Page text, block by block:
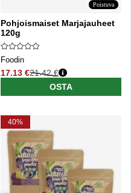
Poistuva
Pohjoismaiset Marjajauheet
120g
Foodin
17.13 €
Normaali hinta
21.42 €
OSTA
40%